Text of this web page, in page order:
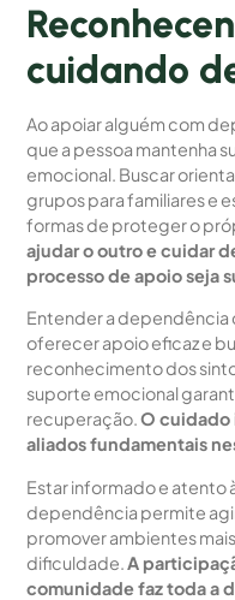
cuidando
Ao apoiar alguém com
que a pessoa mantenha
emocional. Buscar
grupos para familiares e
formas de proteger o
ajudar o outro e cuidar
processo de apoio seja
Entender a dependência
oferecer apoio eficaz e
reconhecimento dos
suporte emocional
recuperação.O cuidado
aliados fundamentais
Estar informado e atento
dependência permite
promover ambientes
dificuldade.A
comunidade faz toda a